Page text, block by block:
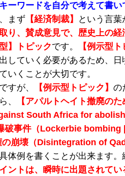
ーワードを自分で考えて書
まず 【経済制裁】 という言葉
り、賛成意見で、歴史上の経
】トピックです。 【例示型ト
していく必要があるため、
いくことが大切です。
すが、
【例示型トピック】 の
、
【アパルトヘイト撤廃の
South Africa for
破事件（Lockerbie
の崩壊（Disintegration of
体例を書くことが出来ます。
ントは、瞬時に出題されて